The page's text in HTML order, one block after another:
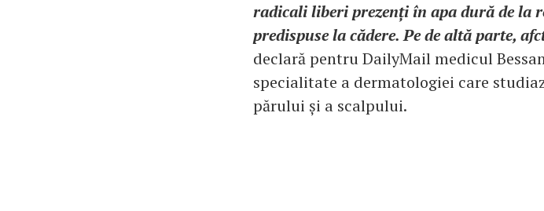
radicali liberi prezenți în apa dură de la
predispuse la cădere. Pe de altă parte,
declară pentru DailyMail medicul
specialitate a dermatologiei care
părului și a scalpului.